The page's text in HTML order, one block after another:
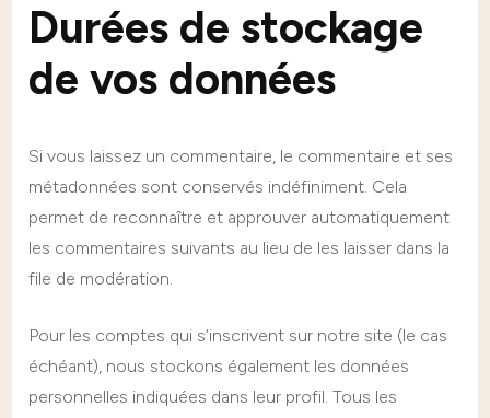
Durées de stockage
de vos données
Si vous laissez un commentaire, le commentaire et ses
métadonnées sont conservés indéfiniment. Cela
permet de reconnaître et approuver automatiquement
les commentaires suivants au lieu de les laisser dans la
file de modération.
Pour les comptes qui s’inscrivent sur notre site (le cas
échéant), nous stockons également les données
personnelles indiquées dans leur profil. Tous les